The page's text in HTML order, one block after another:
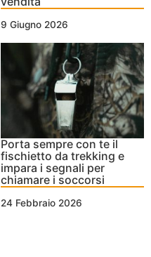
9 Giugno 2026
Porta sempre con te il
fischietto da trekking e
impara i segnali per
chiamare i soccorsi
24 Febbraio 2026